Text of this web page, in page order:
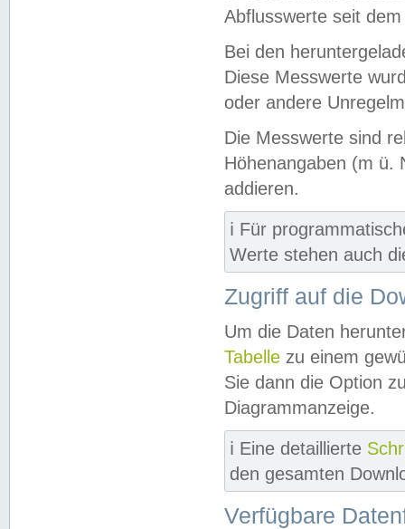
Abflusswerte seit
Bei den
Diese Messwerte
oder andere
Die Messwerte sind
Höhenangaben (m ü.
addieren.
ℹ️ Für
Werte stehen auch
Zugriff auf die
Um die Daten
Tabelle zu einem
Sie dann die Option
Diagrammanzeige.
ℹ️ Eine detaillierte
den gesamten
Verfügbare